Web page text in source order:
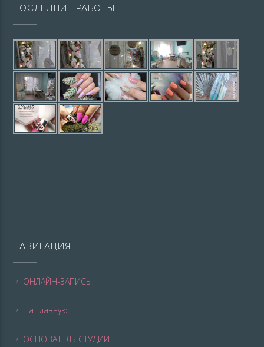
ПОСЛЕДНИЕ РАБОТЫ
НАВИГАЦИЯ
ОНЛАЙН-ЗАПИСЬ
На главную
ОСНОВАТЕЛЬ СТУДИИ